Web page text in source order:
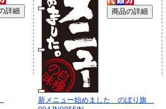
新メニュー始めました のぼり旗